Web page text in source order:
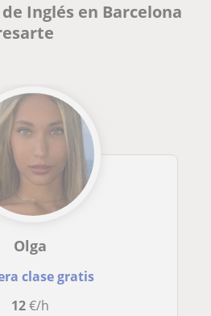
Inglés en Barcelona
Olga
clase gratis
12€/h